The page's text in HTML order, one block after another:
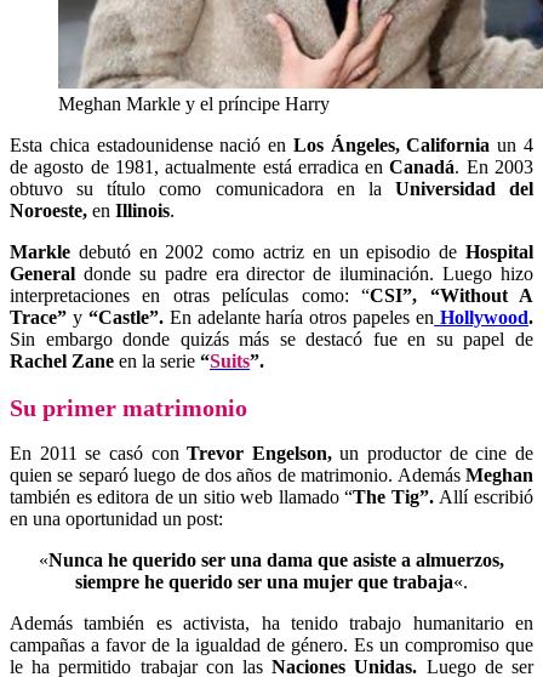
Meghan Markle y el príncipe Harry
Esta chica estadounidense nació en Los Ángeles, California un 4
de agosto de 1981, actualmente está erradica enCanadá. En 2003
obtuvo su título como comunicadora en la Universidad del
Noroeste, en Illinois.
Markle debutó en 2002 como actriz en un episodio de Hospital
General donde su padre era director de iluminación. Luego hizo
interpretaciones en otras películas como: “CSI”, “Without A
Trace” y“Castle”. En adelante haría otros papeles en Hollywood.
Sin embargo donde quizás más se destacó fue en su papel de
Rachel Zane en la serie “Suits”.
Su primer matrimonio
En 2011 se casó conTrevor Engelson,un productor de cine de
quien se separó luego de dos años de matrimonio. Además Meghan
también es editora de un sitio web llamado “The Tig”. Allí escribió
en una oportunidad un post:
«Nunca he querido ser una dama que asiste a almuerzos,
siempre he querido ser una mujer que trabaja«.
Además también es activista, ha tenido trabajo humanitario en
campañas a favor de la igualdad de género. Es un compromiso que
le ha permitido trabajar con lasNaciones Unidas. Luego de ser